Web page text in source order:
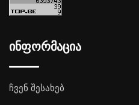
ინფორმაცია
ჩვენ შესახებ